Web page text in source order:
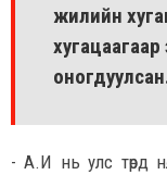
жилийн
- А.И нь улс төрд